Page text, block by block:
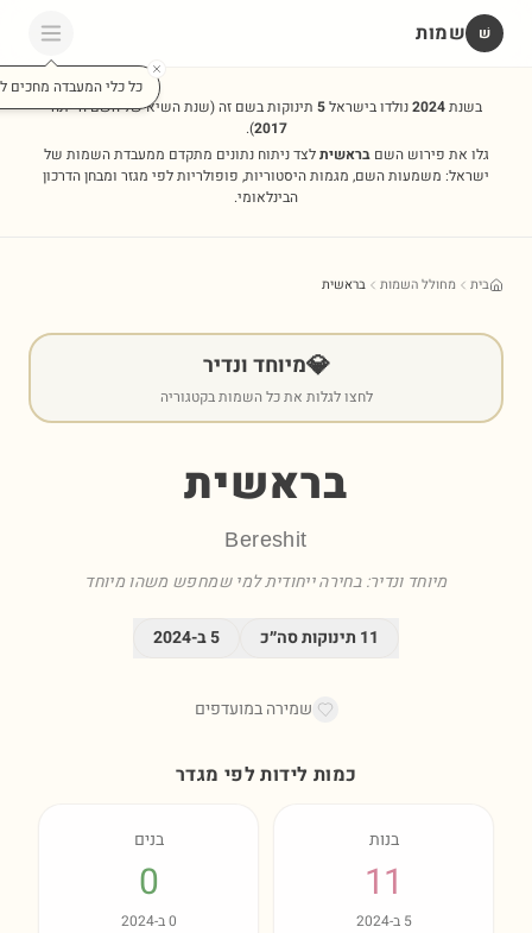
שׁ שמות
כל כלי המעבדה מחכים
בשנת2024נולדו בישראל5 תינוקות בשם זה(שנת השיא של השם הייתה
2017
).
גלו את פירוש השםבראשיתלצד ניתוח נתונים מתקדם ממעבדת השמות של
ישראל: משמעות השם, מגמות היסטוריות, פופולריות לפי מגזר ומבחן הדרכון
הבינלאומי.
בית מחולל השמות בראשית
💎מיוחד ונדיר
לחצו לגלות את כל השמות בקטגוריה
בראשית
Bereshit
מיוחד ונדיר: בחירה ייחודית למי שמחפש משהו מיוחד
11 תינוקות סה״כ 5ב-2024
שמירה במועדפים
כמות לידות לפי מגדר
בנות
11
5 ב-2024
בנים
0
0ב-2024